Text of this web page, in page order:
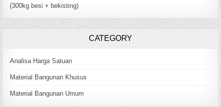
(300kg besi + bekisting)
CATEGORY
Analisa Harga Satuan
Material Bangunan Khusus
Material Bangunan Umum